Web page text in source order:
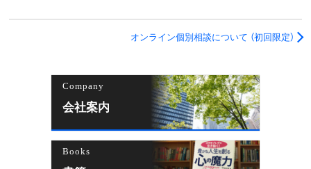
オンライン個別相談について （初回限定）
Company
会社案内
Books